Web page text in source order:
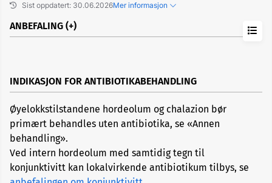
Sist oppdatert: 30.06.2026Mer informasjon
ANBEFALING
INDIKASJON FOR ANTIBIOTIKABEHANDLING
Øyelokkstilstandene hordeolum og chalazion bør
primært behandles uten antibiotika, se «Annen
behandling».
Ved intern hordeolum med samtidig tegn til
konjunktivitt kan lokalvirkende antibiotikum tilbys, se